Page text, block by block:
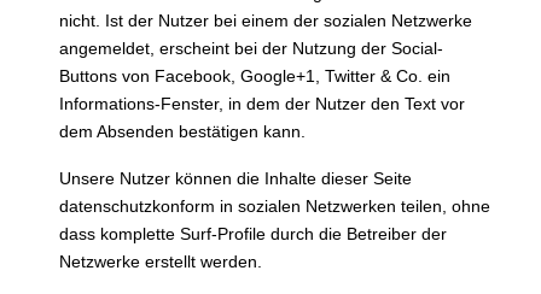
nicht. Ist der Nutzer bei einem der sozialen Netzwerke
angemeldet, erscheint bei der Nutzung der Social-
Buttons von Facebook, Google+1, Twitter & Co. ein
Informations-Fenster, in dem der Nutzer den Text vor
dem Absenden bestätigen kann.
Unsere Nutzer können die Inhalte dieser Seite
datenschutzkonform in sozialen Netzwerken teilen, ohne
dass komplette Surf-Profile durch die Betreiber der
Netzwerke erstellt werden.